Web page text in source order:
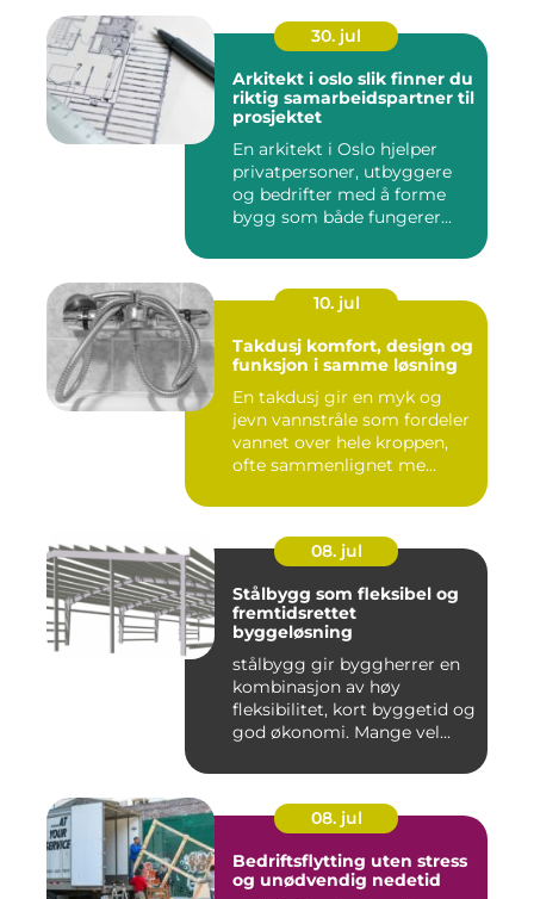
30. jul
Arkitekt i oslo slik finner du
riktig samarbeidspartner til
prosjektet
En arkitekt i Oslo hjelper
privatpersoner, utbyggere
og bedrifter med å forme
bygg som både fungerer...
10. jul
Takdusj komfort, design og
funksjon i samme løsning
En takdusj gir en myk og
jevn vannstråle som fordeler
vannet over hele kroppen,
ofte sammenlignet me...
08. jul
Stålbygg som fleksibel og
fremtidsrettet
byggeløsning
stålbygg gir byggherrer en
kombinasjon av høy
fleksibilitet, kort byggetid og
god økonomi. Mange vel...
08. jul
Bedriftsflytting uten stress
og unødvendig nedetid